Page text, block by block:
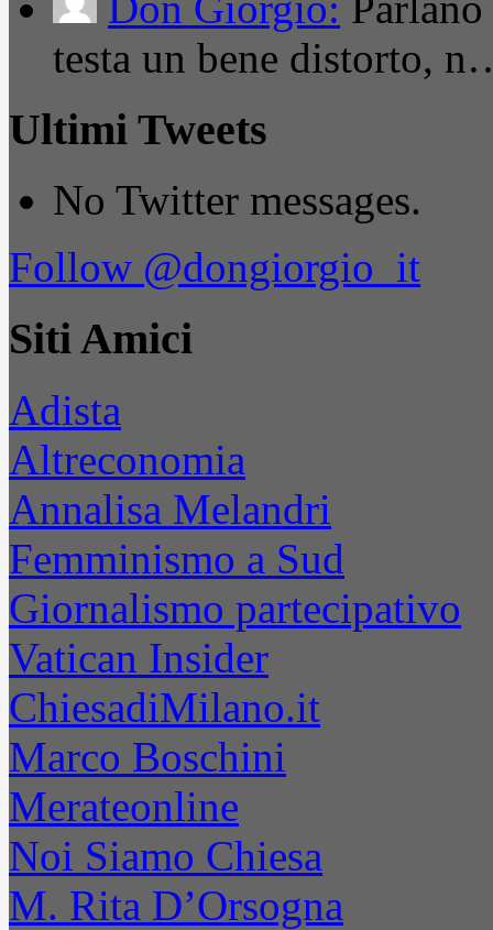
testa un bene distorto,
Ultimi Tweets
No Twitter messages.
Follow @dongiorgio_it
Siti Amici
Adista
Altreconomia
Annalisa Melandri
Femminismo a Sud
Giornalismo partecipativo
Vatican Insider
ChiesadiMilano.it
Marco Boschini
Merateonline
Noi Siamo Chiesa
M. Rita D’Orsogna